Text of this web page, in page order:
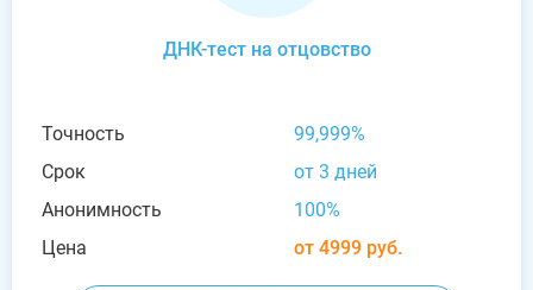
ДНК-тест на отцовство
Точность
99,999%
Срок
от 3 дней
Анонимность
100%
Цена
от 4999 руб.